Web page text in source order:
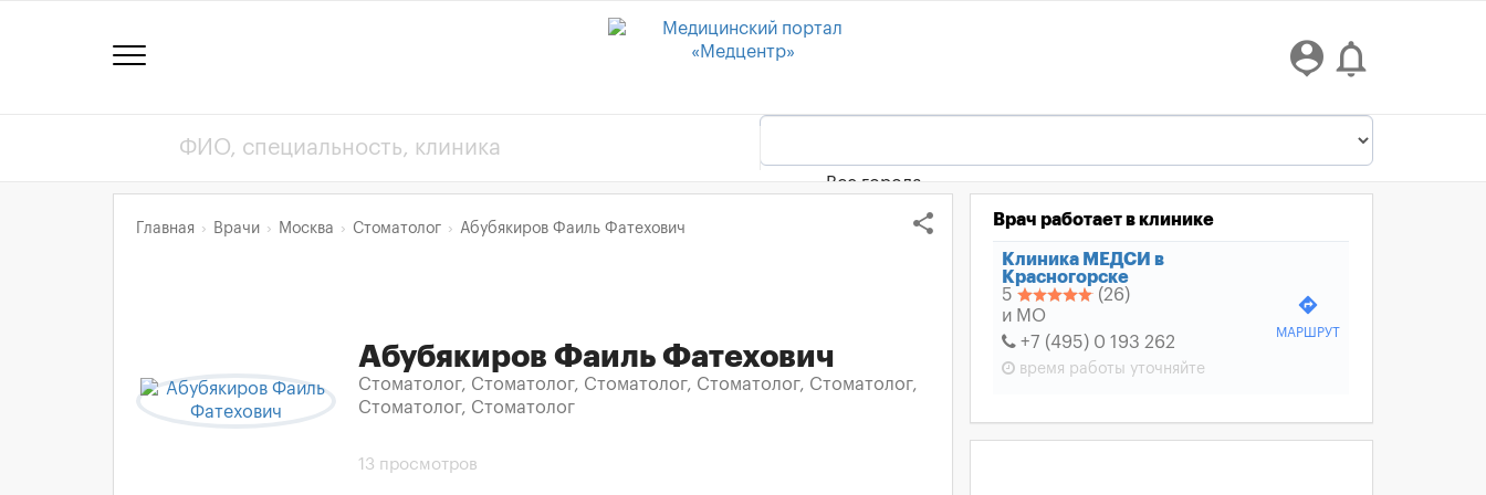
person_pin notifications_none
Все города
Главная Врачи Москва Стоматолог Абубякиров Фаиль Фатехович
Абубякиров Фаиль Фатехович
Стоматолог, Стоматолог, Стоматолог, Стоматолог, Стоматолог,
Стоматолог, Стоматолог
13 просмотров
share Врач работает в клинике
Клиника МЕДСИ в
Красногорске
5
(26)
и МО
+7 (495) 0 193 262
время работы уточняйте
directions
МАРШРУТ